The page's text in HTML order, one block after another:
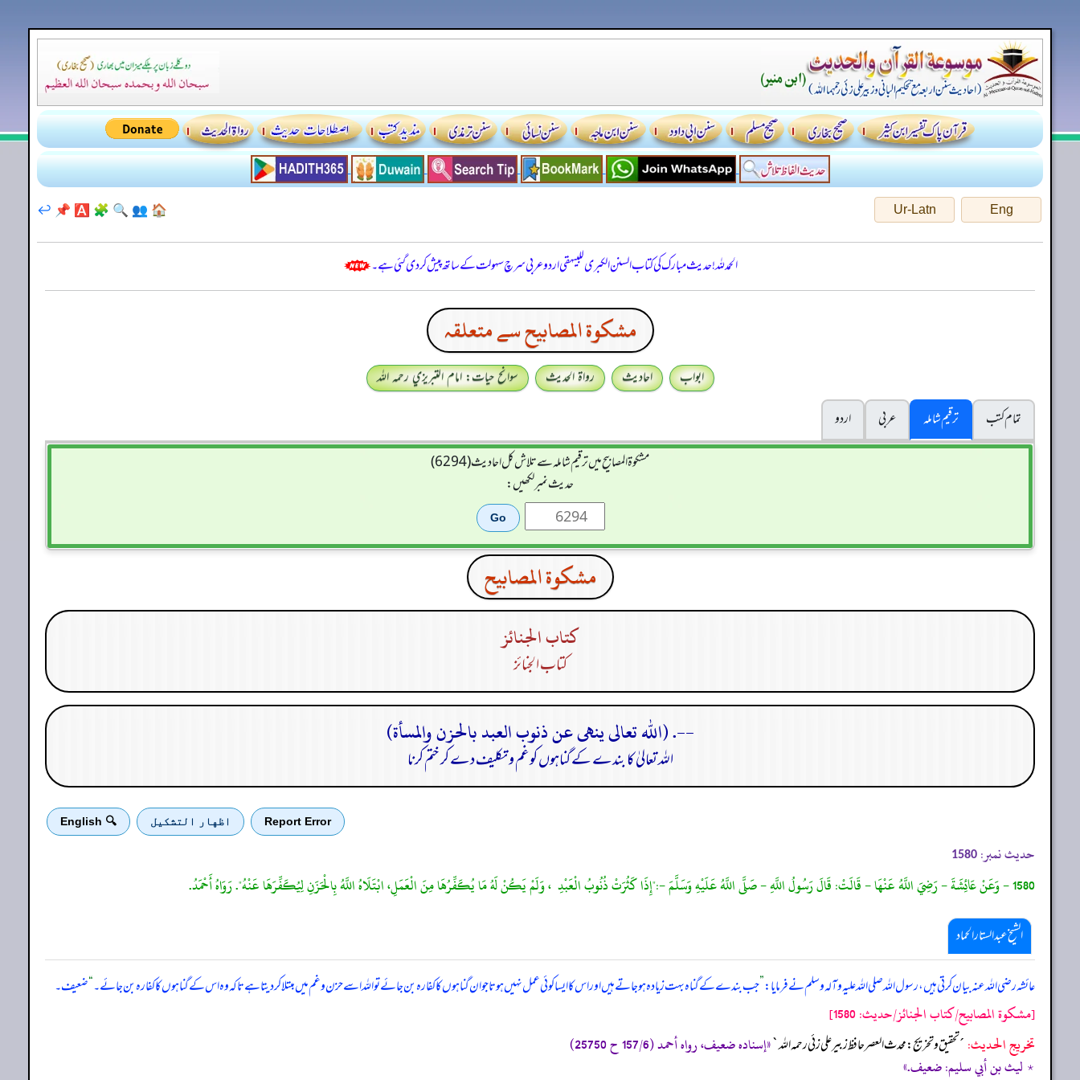
Eng
Ur-Latn
🏠
👥
🔍
🧩
🅰️
📌
↩️
الحمدللہ! حدیث مبارک کی کتاب السنن الكبرى للبيهقي اردو عربی سرچ سہولت کے ساتھ پیش کر دی گئی ہے۔
مشكوة المصابيح سے متعلقہ
ابواب احادیث رواۃ الحدیث
سوانح حیات: امام التبريزي رحمہ اللہ
تمام کتب
ترقیم شاملہ عربی
اردو
مشکوۃ المصابیح میں ترقیم شاملہ سے تلاش کل احادیث (6294)
حدیث نمبر لکھیں:
مشكوة المصابيح
كتاب الجنائز
كتاب الجنائز
--. (الله تعالى ينهى عن ذنوب العبد بالحزن والمسأة)
اللہ تعالیٰ کا بندے کے گناہوں کو غم و تکلیف دے کر ختم کرنا
Report Error اظهار التشكيل 🔍 English
حدیث نمبر: 1580
1580 - وَعَنْ عَائِشَةَ - رَضِيَ اللَّهُ عَنْهَا - قَالَتْ: قَالَ رَسُولُ اللَّهِ - صَلَّى اللَّهُ عَلَيْهِ وَسَلَّمَ -:"إِذَا كَثُرَتْ ذُنُوبُ الْعَبْدِ ، وَلَمْ يَكُنْ لَهُ مَا يُكَفِّرُهَا مِنَ الْعَمَلِ، ابْتَلَاهُ اللَّهُ بِالْحَزَنِ لِيُكَفِّرَهَا عَنْهُ". رَوَاهُ أَحْمَدُ.
الشیخ عبدالستار الحماد
عائشہ رضی اللہ عنہ بیان کرتی ہیں، رسول اللہ صلی ‌اللہ ‌علیہ ‌وآلہ ‌وسلم نے فرمایا:”جب بندے کے گناہ بہت زیادہ ہو جاتے ہیں اور اس کا ایسا کوئی عمل نہیں ہوتا جو ان گناہوں کا کفارہ بن جائے تو اللہ اسے حزن و غم میں مبتلا کر دیتا ہے تاکہ وہ اس کے گناہوں کا کفارہ بن جائے۔“ضعیف۔
[مشكوة المصابيح/كتاب الجنائز/حدیث: 1580]
تخریج الحدیث: ´تحقيق و تخريج: محدث العصر حافظ زبير على زئي رحمه الله`«إسناده ضعيف، رواه أحمد (157/6 ح 25750)
٭ ليث بن أبي سليم: ضعيف.»